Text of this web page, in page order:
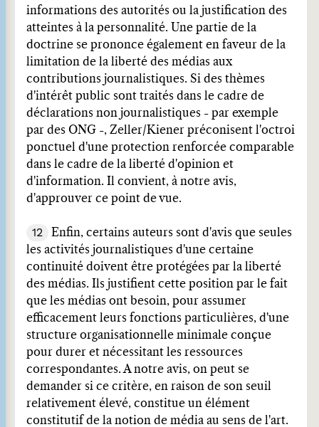
informations des autorités ou la justification des
atteintes à la personnalité. Une partie de la
doctrine se prononce également en faveur de la
limitation de la liberté des médias aux
contributions journalistiques. Si des thèmes
d'intérêt public sont traités dans le cadre de
déclarations non journalistiques - par exemple
par des ONG -, Zeller/Kiener préconisent l'octroi
ponctuel d'une protection renforcée comparable
dans le cadre de la liberté d'opinion et
d'information. Il convient, à notre avis,
d'approuver ce point de vue.
12
Enfin, certains auteurs sont d'avis que seules
les activités journalistiques d'une certaine
continuité doivent être protégées par la liberté
des médias. Ils justifient cette position par le fait
que les médias ont besoin, pour assumer
efficacement leurs fonctions particulières, d'une
structure organisationnelle minimale conçue
pour durer et nécessitant les ressources
correspondantes. A notre avis, on peut se
demander si ce critère, en raison de son seuil
relativement élevé, constitue un élément
constitutif de la notion de média au sens de l'art.